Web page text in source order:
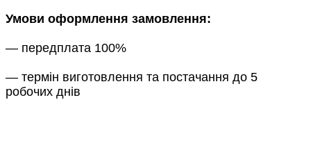
Умови оформлення замовлення:
— передплата 100%
— термін виготовлення та постачання до 5
робочих днів